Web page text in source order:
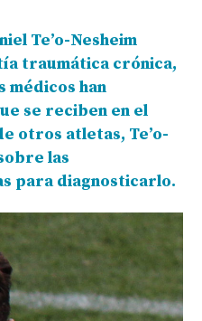
Te’o-Nesheim
traumática crónica,
médicos han
se reciben en el
otros atletas, Te’o-
las
para diagnosticarlo.